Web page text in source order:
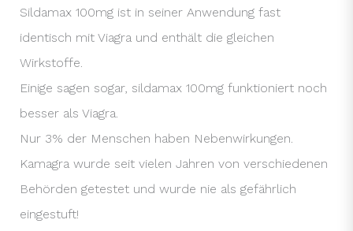
Sildamax 100mg ist in seiner Anwendung fast
identisch mit Viagra und enthält die gleichen
Wirkstoffe.
Einige sagen sogar, sildamax 100mg funktioniert noch
besser als Viagra.
Nur 3% der Menschen haben Nebenwirkungen.
Kamagra wurde seit vielen Jahren von verschiedenen
Behörden getestet und wurde nie als gefährlich
eingestuft!